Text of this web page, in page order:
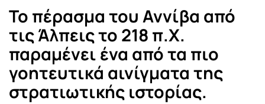
Email
Το πέρασμα του Αννίβα από
τις Άλπεις το 218 π.Χ.
παραμένει ένα από τα πιο
γοητευτικά αινίγματα της
στρατιωτικής ιστορίας.